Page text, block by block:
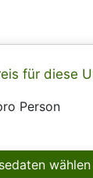
für diese
Person
wählen